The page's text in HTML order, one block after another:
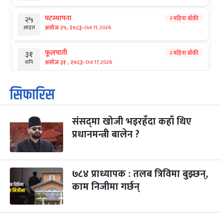
२५
आइत
घटस्थापना
असोज २५, २०८३-Oct 11, 2026
२ महिना बाँकी
३१
शनि
फूलपाती
असोज ३१ , २०८३-Oct 17, 2026
२ महिना बाँकी
१
आइत
कार्तिक सङ्क्रान्ति
कार्तिक १, २०८३
३
मंगल
महानवमी
कार्तिक ३, २०८३-Oct 20, 2026
२ महिना बाँकी
४
बुध कार्तिक ४, २०८३
५
बिहि
पापा‌ङ्कुशा एकादशी व्रत
कार्तिक ५, २०८३
सिफारिस
संसद्‌मा खोजी भइरहँदा कहाँ थिए
प्रधानमन्त्री बालेन ?
७८४ प्राध्यापक : तलब त्रिविमा बुझ्छन्,
काम निजीमा गर्छन्